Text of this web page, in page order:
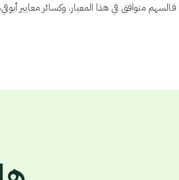
متوافق في هذا المعيار. وكسائر معايير